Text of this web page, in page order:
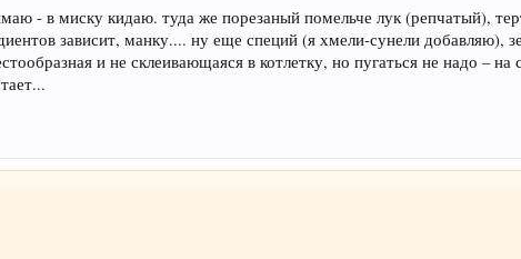
- в миску кидаю. туда же порезаный помельче лук (репчатый),
зависит, манку.... ну еще специй (я хмели-сунели добавляю),
и не склеивающаяся в котлетку, но пугаться не надо –